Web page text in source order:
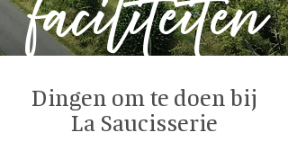
Dingen om te doen bij
La Saucisserie